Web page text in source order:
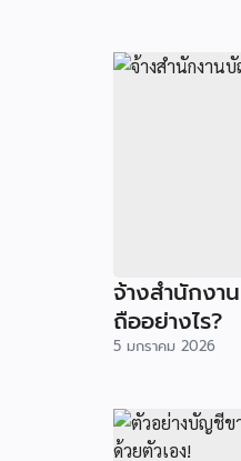
จ้างสำนักงา
ถืออย่างไร?
5 มกราคม 2026